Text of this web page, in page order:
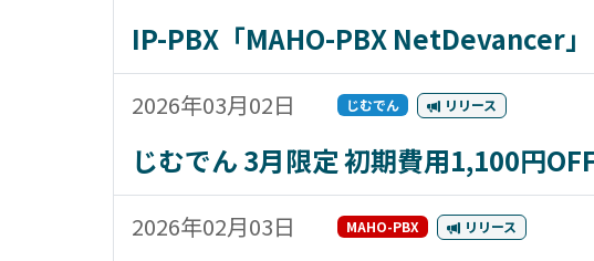
IP-PBX「MAHO-PBX NetDevancer
2026年03月02日 じむでん リリース
じむでん 3月限定 初期費用1,100円
2026年02月03日 MAHO-PBX リリース